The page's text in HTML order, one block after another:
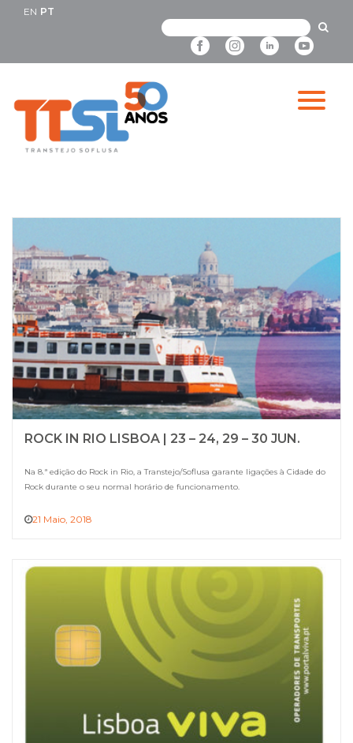
EN PT
ROCK IN RIO LISBOA | 23 – 24, 29 – 30 JUN.
Na 8.ª edição do Rock in Rio, a Transtejo/Soflusa garante ligações à Cidade do
Rock durante o seu normal horário de funcionamento.
21 Maio, 2018